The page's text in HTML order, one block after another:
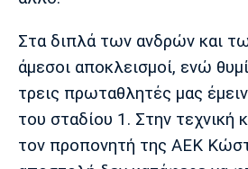
Γιουνάιτεντ
Μάντσεστερ
Σίτι
Στα διπλά των ανδρών και
άμεσοι αποκλεισμοί, ενώ
τρεις πρωταθλητές μας
του σταδίου 1. Στην τεχνική
τον προπονητή της ΑΕΚ